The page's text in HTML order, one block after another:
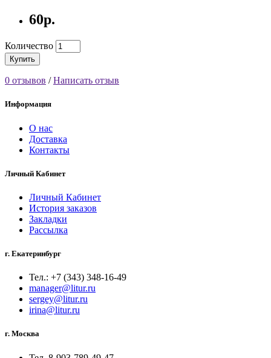
60р.
Количество
Купить
0 отзывов /Написать отзыв
Информация
О нас
Доставка
Контакты
Личный Кабинет
Личный Кабинет
История заказов
Закладки
Рассылка
г. Екатеринбург
Тел.: +7 (343) 348-16-49
manager@litur.ru
sergey@litur.ru
irina@litur.ru
г. Москва